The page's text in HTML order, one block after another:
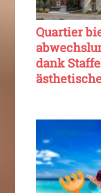
Quartier
dank